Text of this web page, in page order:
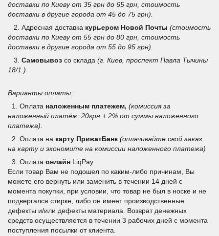
доставки по Киеву от 35 грн до 65 грн, стоимость
доставки в другие города от 45 до 75 грн).
2. Адресная доставка курьером Новой Почты (стоимость
доставки по Киеву от 55 грн до 80 грн, стоимость
доставки в другие города от 55 до 95 грн).
3. Самовывоз со склада (г. Киев, проспект Павла Тычины
18/1 )
Варианты оплаты:
1. Оплата наложенным платежем, (комиссия за
наложенный платёж: 20грн + 2% от суммы наложенного
платежа).
2. Оплата на карту ПриватБанк (оплачивайте свой заказ
на карту и экономите на комиссии наложенного платежа)
3. Оплата онлайн LiqPay
Если товар Вам не подошел по каким-либо причинам, Вы
можете его вернуть или заменить в течении 14 дней с
момента покупки, при условии, что товар не был в носке и не
подвергался стирке, либо он имеет производственные
дефекты и/или дефекты материала. Возврат денежных
средств осуществляется в течении 3 рабочих дней с момента
поступления посылки от клиента.